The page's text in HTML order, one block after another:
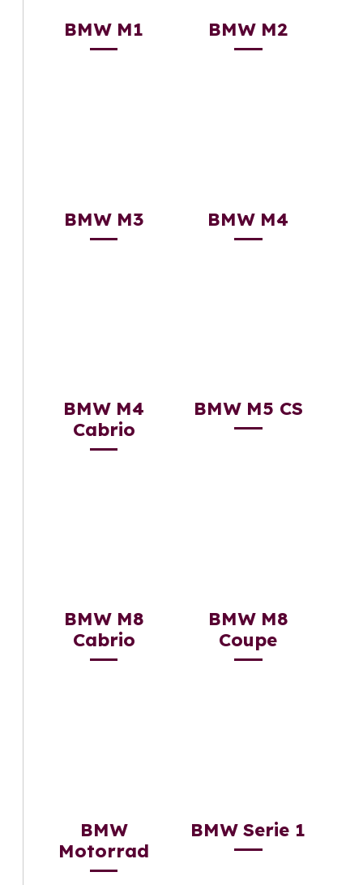
BMW M1 BMW M2
BMW M3 BMW M4
BMW M4
Cabrio
BMW M5 CS
BMW M8
Cabrio
BMW M8
Coupe
BMW
Motorrad
BMW Serie 1